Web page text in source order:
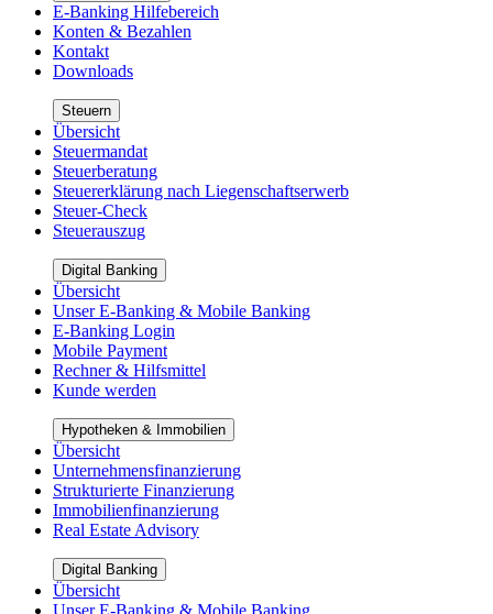
E-Banking Hilfebereich
Konten & Bezahlen
Kontakt
Downloads
Steuern
Übersicht
Steuermandat
Steuerberatung
Steuererklärung nach Liegenschaftserwerb
Steuer-Check
Steuerauszug
Digital Banking
Übersicht
Unser E-Banking & Mobile Banking
E-Banking Login
Mobile Payment
Rechner & Hilfsmittel
Kunde werden
Hypotheken & Immobilien
Übersicht
Unternehmensfinanzierung
Strukturierte Finanzierung
Immobilienfinanzierung
Real Estate Advisory
Digital Banking
Übersicht
Unser E-Banking & Mobile Banking